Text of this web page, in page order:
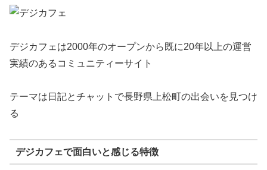
デジカフェは2000年のオープンから既に20年以上の運営
実績のあるコミュニティーサイト
テーマは日記とチャットで長野県上松町の出会いを見つけ
る
デジカフェで面白いと感じる特徴